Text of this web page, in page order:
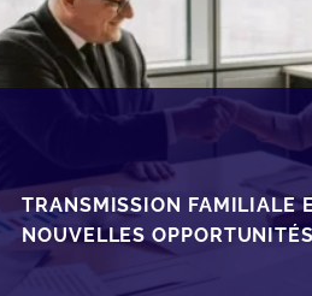
TRANSMISSION FAMILIALE
NOUVELLES
L’AJUSTEMENT FISCAL